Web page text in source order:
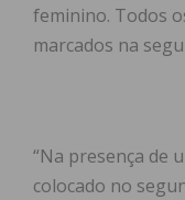
feminino. Todos
marcados na
“Na presença de
colocado no